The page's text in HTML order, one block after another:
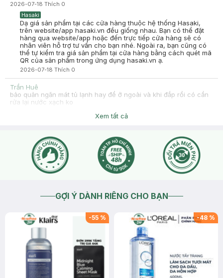
2026-07-18 Thích 0
Hasaki
Dạ giá sản phẩm tại các cửa hàng thuộc hệ thống Hasaki,
trên website/app hasaki.vn đều giống nhau. Bạn có thể đặt
hàng qua website/app hoặc đến trực tiếp cửa hàng sẽ có
nhân viên hỗ trợ tư vấn cho bạn nhé. Ngoài ra, bạn cũng có
thể tự kiểm tra giá sản phẩm tại cửa hàng bằng cách quét mã
QR của sản phẩm trong ứng dụng hasaki.vn ạ.
2026-07-18 Thích 0
Trần Huê
bảo quản ngăn mát tủ lạnh hay để ở ngoài và khi đắp rồi có cần
rửa lại nước xạch ko
sử dụng. Đắp mặt nạ lên mắt, khoé miệng, trán hoặc vùng cổ
thư giãn trong khoảng 15 - 20 phút. Tháo mặt nạ ra, vỗ nhẹ
để tinh chất thẩm thấu hết vào da. Sau khi đắp mặt nạ, bạn
nên rửa lại với nước sạch để loại bỏ phần dưỡng chất còn
thừa trên da, giúp da thông thoáng và dễ dàng hấp thụ các
bước dưỡng da tiếp theo ạ.
Xem tất cả
GỢI Ý DÀNH RIÊNG CHO BẠN
-55 % -48 %